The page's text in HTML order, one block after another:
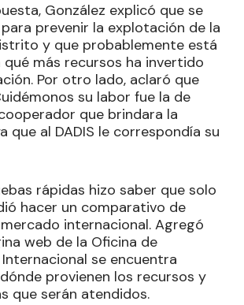
González explicó que se
prevenir la explotación de la
y que probablemente está
qué más recursos ha invertido
Por otro lado, aclaró que
su labor fue la de
que brindara la
que al DADIS le correspondía su
rápidas hizo saber que solo
hacer un comparativo de
internacional. Agregó
web de la Oficina de
se encuentra
provienen los recursos y
que serán atendidos.